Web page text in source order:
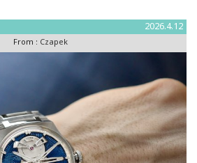
2026.4.12
From : Czapek